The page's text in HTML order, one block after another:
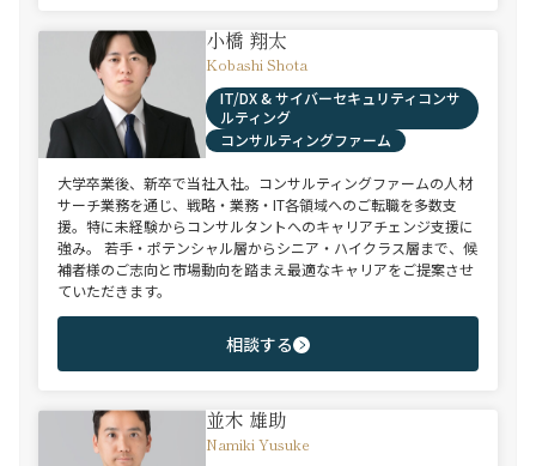
小橋 翔太
Kobashi Shota
IT/DX & サイバーセキュリティコンサ
ルティング
コンサルティングファーム
大学卒業後、新卒で当社入社。コンサルティングファームの人材
サーチ業務を通じ、戦略・業務・IT各領域へのご転職を多数支
援。特に未経験からコンサルタントへのキャリアチェンジ支援に
強み。 若手・ポテンシャル層からシニア・ハイクラス層まで、候
補者様のご志向と市場動向を踏まえ最適なキャリアをご提案させ
ていただきます。
相談する
並木 雄助
Namiki Yusuke